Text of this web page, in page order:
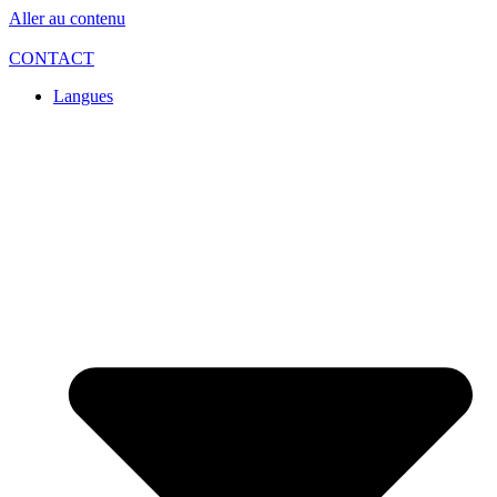
Aller au contenu
CONTACT
Langues